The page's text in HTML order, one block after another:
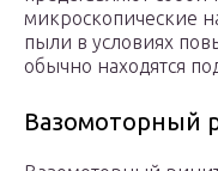
микроскопические
пыли в условиях
обычно находятся
Вазомоторный